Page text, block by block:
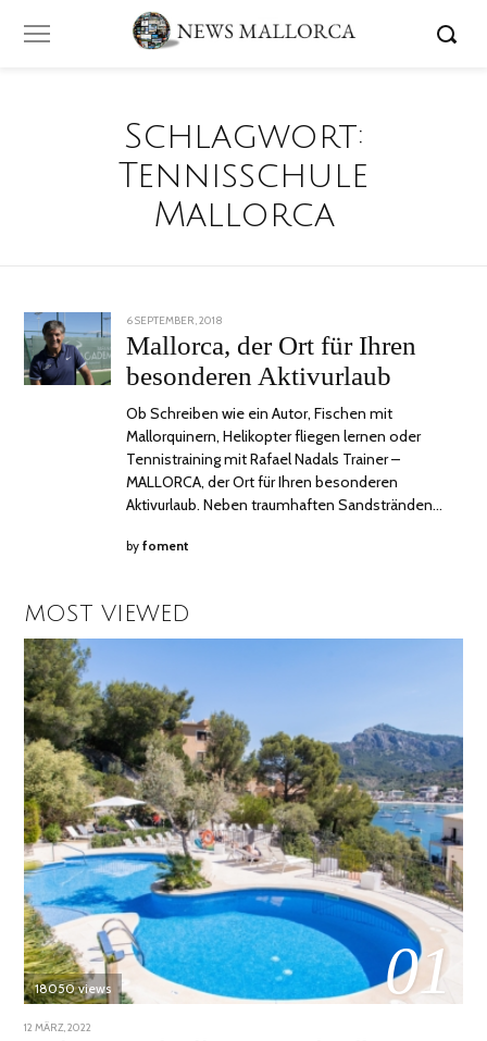
Schlagwort:
Tennisschule
Mallorca
POSTED
ON
6 SEPTEMBER, 2018
JUNI,
2020
Mallorca, der Ort für Ihren
besonderen Aktivurlaub
Ob Schreiben wie ein Autor, Fischen mit
Mallorquinern, Helikopter fliegen lernen oder
Tennistraining mit Rafael Nadals Trainer –
MALLORCA, der Ort für Ihren besonderen
Aktivurlaub. Neben traumhaften Sandstränden…
byfoment
MOST VIEWED
01
18050 views
POSTED
12 MÄRZ, 2022